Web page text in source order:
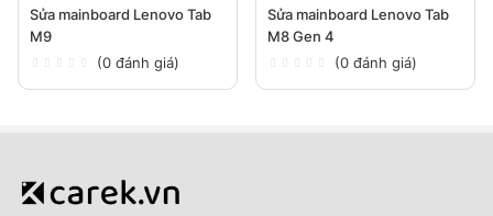
Sửa mainboard Lenovo Tab
M9
(0 đánh giá)
Sửa mainboard Lenovo Tab
M8 Gen 4
(0 đánh giá)